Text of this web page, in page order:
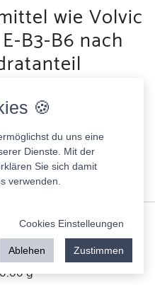
wie Volvic
B3-B6 nach
Hell Alkoholfrei
g
0.00 g
g
2.90 g
helper
0.00 g
0.00 g
🍪
du uns eine
Dienste. Mit der
Sie sich damit
verwenden.
Cookies Einstelleungen
Ablehen Zustimmen